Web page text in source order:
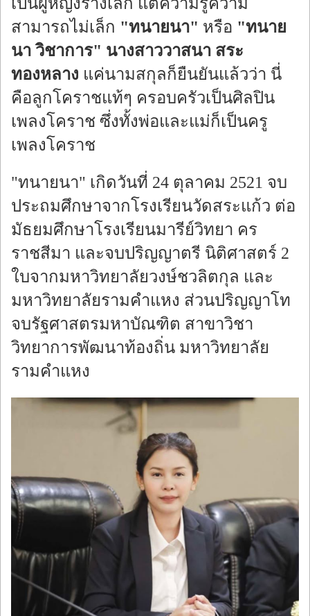
เป็นผู้หญิงร่างเล็ก แต่ความรู้ความ
สามารถไม่เล็ก "ทนายนา" หรือ "ทนาย
นา วิชาการ" นางสาววาสนา สระ
ทองหลาง แค่นามสกุลก็ยืนยันแล้วว่า นี่
คือลูกโคราชแท้ๆ ครอบครัวเป็นศิลปิน
เพลงโคราช ซึ่งทั้งพ่อและแม่ก็เป็นครู
เพลงโคราช
"ทนายนา" เกิดวันที่ 24 ตุลาคม 2521 จบ
ประถมศึกษาจากโรงเรียนวัดสระแก้ว ต่อ
มัธยมศึกษาโรงเรียนมารีย์วิทยา คร
ราชสีมา และจบปริญญาตรี นิติศาสตร์ 2
ใบจากมหาวิทยาลัยวงษ์ชวลิตกุล และ
มหาวิทยาลัยรามคำแหง ส่วนปริญญาโท
จบรัฐศาสตรมหาบัณฑิต สาขาวิชา
วิทยาการพัฒนาท้องถิ่น มหาวิทยาลัย
รามคำแหง